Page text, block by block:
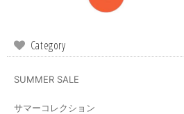
Category
SUMMER SALE
サマーコレクション